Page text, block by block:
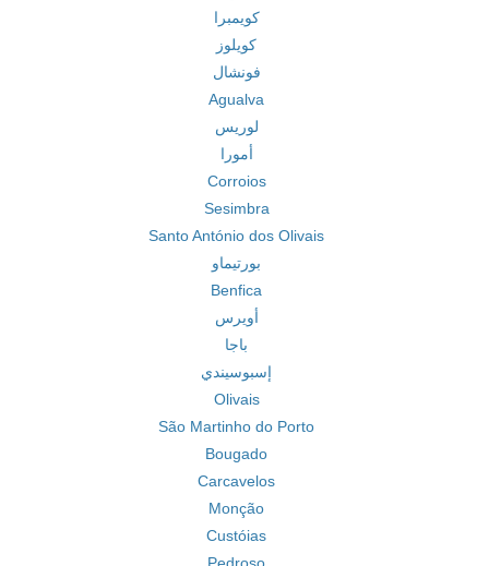
كويمبرا
كويلوز
فونشال
Agualva
لوريس
أمورا
Corroios
Sesimbra
Santo António dos Olivais
بورتيماو
Benfica
أويرس
باجا
إسبوسيندي
Olivais
São Martinho do Porto
Bougado
Carcavelos
Monção
Custóias